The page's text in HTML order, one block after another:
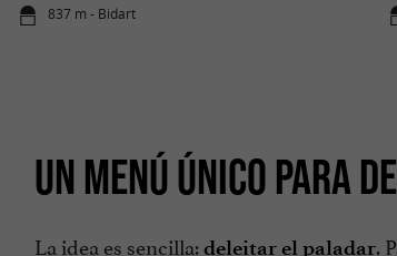
837 m - Bidart
UN MENÚ ÚNICO PARA
La idea es sencilla:deleitar el paladar.